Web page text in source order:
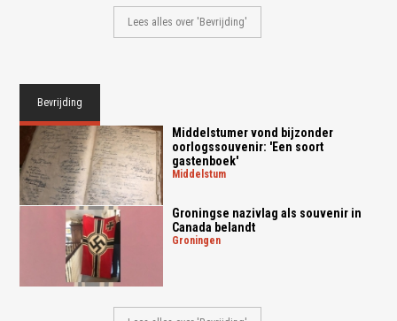
Lees alles over 'Bevrijding'
Bevrijding
Middelstumer vond bijzonder
oorlogssouvenir: 'Een soort
gastenboek'
middelstum
Groningse nazivlag als souvenir in
Canada belandt
groningen